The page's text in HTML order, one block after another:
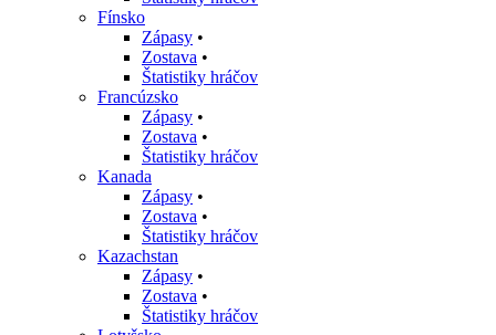
Fínsko
Zápasy •
Zostava •
Štatistiky hráčov
Francúzsko
Zápasy •
Zostava •
Štatistiky hráčov
Kanada
Zápasy •
Zostava •
Štatistiky hráčov
Kazachstan
Zápasy •
Zostava •
Štatistiky hráčov